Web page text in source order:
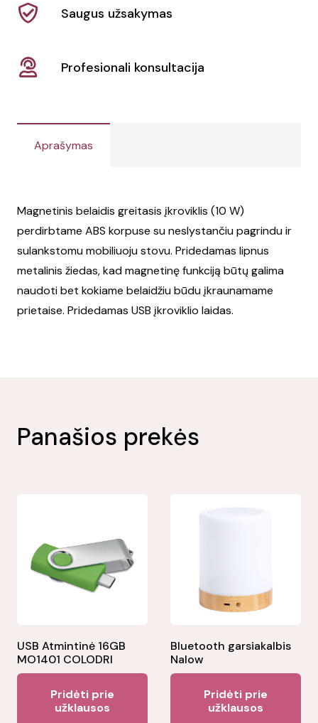
Saugus užsakymas
Profesionali konsultacija
Aprašymas
Magnetinis belaidis greitasis įkroviklis (10 W)
perdirbtame ABS korpuse su neslystančiu pagrindu ir
sulankstomu mobiliuoju stovu. Pridedamas lipnus
metalinis žiedas, kad magnetinę funkciją būtų galima
naudoti bet kokiame belaidžiu būdu įkraunamame
prietaise. Pridedamas USB įkroviklio laidas.
Panašios prekės
USB Atmintinė 16GB
MO1401 COLODRI
Pridėti prie
užklausos
Bluetooth garsiakalbis
Nalow
Pridėti prie
užklausos